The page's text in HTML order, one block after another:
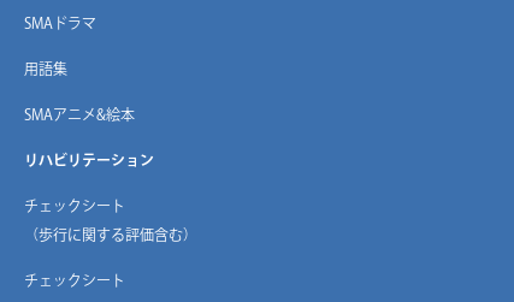
SMAドラマ
用語集
SMAアニメ&絵本
リハビリテーション
チェックシート
（歩行に関する評価含む）
チェックシート